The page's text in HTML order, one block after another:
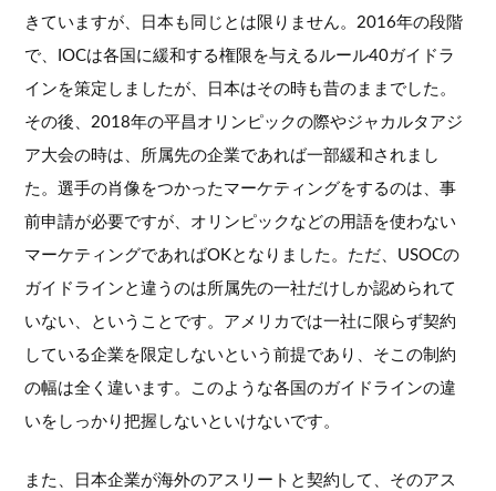
きていますが、日本も同じとは限りません。2016年の段階
で、IOCは各国に緩和する権限を与えるルール40ガイドラ
インを策定しましたが、日本はその時も昔のままでした。
その後、2018年の平昌オリンピックの際やジャカルタアジ
ア大会の時は、所属先の企業であれば一部緩和されまし
た。選手の肖像をつかったマーケティングをするのは、事
前申請が必要ですが、オリンピックなどの用語を使わない
マーケティングであればOKとなりました。ただ、USOCの
ガイドラインと違うのは所属先の一社だけしか認められて
いない、ということです。アメリカでは一社に限らず契約
している企業を限定しないという前提であり、そこの制約
の幅は全く違います。このような各国のガイドラインの違
いをしっかり把握しないといけないです。
また、日本企業が海外のアスリートと契約して、そのアス